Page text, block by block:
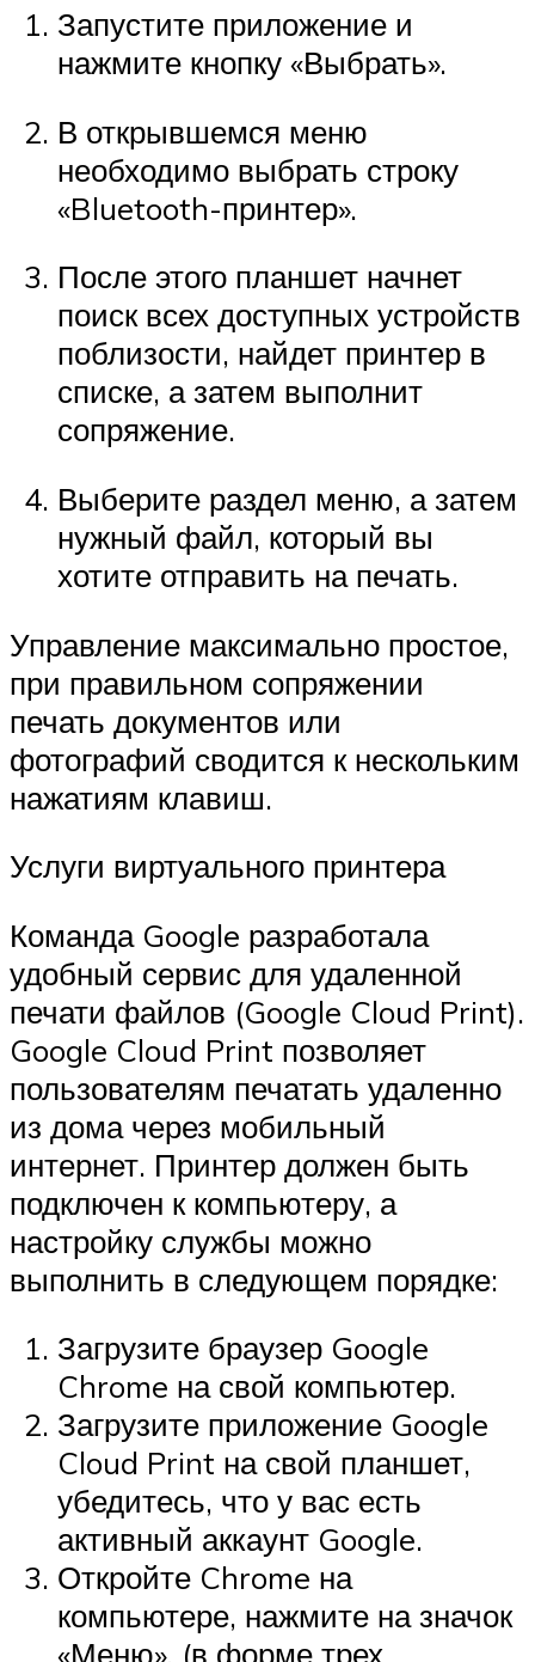
Запустите приложение и
нажмите кнопку «Выбрать».
В открывшемся меню
необходимо выбрать строку
«Bluetooth-принтер».
После этого планшет начнет
поиск всех доступных устройств
поблизости, найдет принтер в
списке, а затем выполнит
сопряжение.
Выберите раздел меню, а затем
нужный файл, который вы
хотите отправить на печать.
Управление максимально простое,
при правильном сопряжении
печать документов или
фотографий сводится к нескольким
нажатиям клавиш.
Услуги виртуального принтера
Команда Google разработала
удобный сервис для удаленной
печати файлов (Google Cloud Print).
Google Cloud Print позволяет
пользователям печатать удаленно
из дома через мобильный
интернет. Принтер должен быть
подключен к компьютеру, а
настройку службы можно
выполнить в следующем порядке:
Загрузите браузер Google
Chrome на свой компьютер.
Загрузите приложение Google
Cloud Print на свой планшет,
убедитесь, что у вас есть
активный аккаунт Google.
Откройте Chrome на
компьютере, нажмите на значок
«Меню». (в форме трех